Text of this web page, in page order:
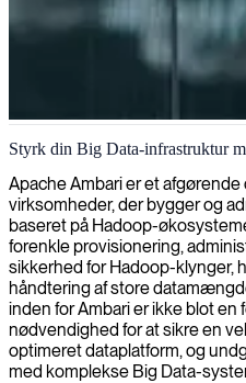
Ambari-ekspert
Styrk din Big Data-infrastruktur
Apache Ambari er et
virksomheder, der bygger og
baseret på Hadoop-
forenkle provisionering,
sikkerhed for Hadoop-klynger,
håndtering af store
inden for Ambari er ikke blot en
nødvendighed for at sikre en
optimeret dataplatform, og
med komplekse Big Data-